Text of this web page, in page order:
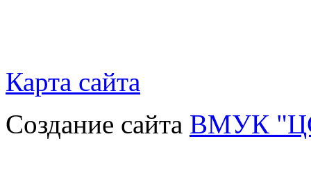
Карта сайта
Создание сайта ВМУК